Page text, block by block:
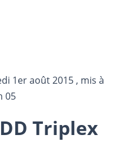
1er août 2015 , mis à
05
Triplex